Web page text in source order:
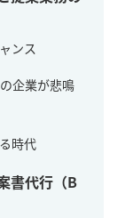
ンス
企業が悲鳴
時代
書代行（B